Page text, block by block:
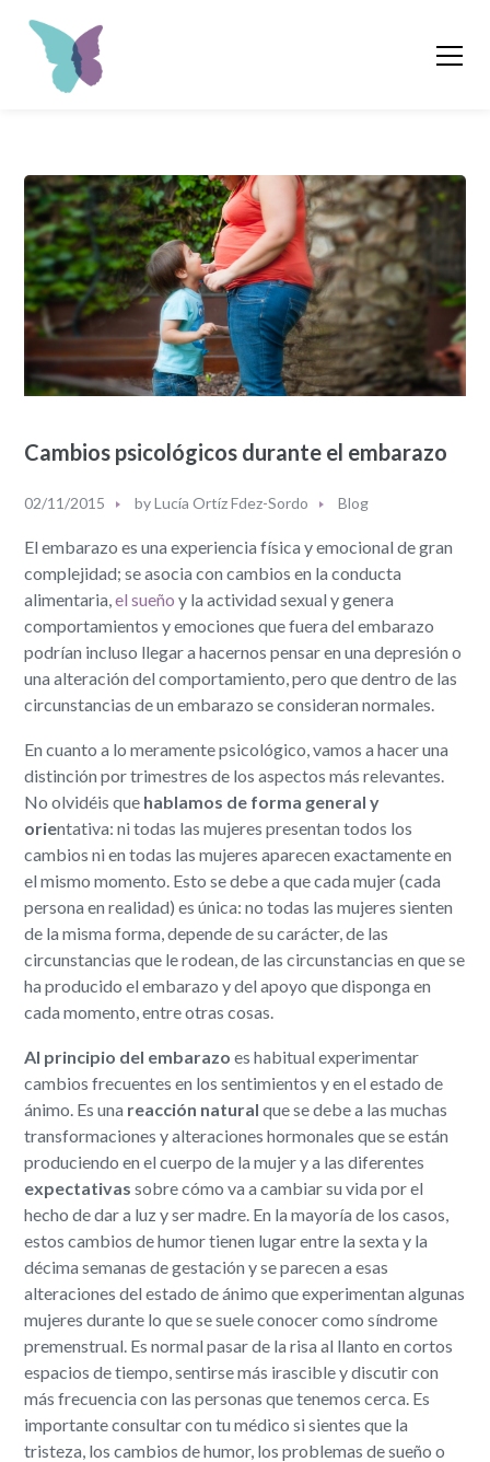
Cambios psicológicos durante el embarazo
02/11/2015 byLucía Ortíz Fdez-Sordo Blog
El embarazo es una experiencia física y emocional de gran
complejidad; se asocia con cambios en la conducta
alimentaria,el sueño y la actividad sexual y genera
comportamientos y emociones que fuera del embarazo
podrían incluso llegar a hacernos pensar en una depresión o
una alteración del comportamiento, pero que dentro de las
circunstancias de un embarazo se consideran normales.
En cuanto a lo meramente psicológico, vamos a hacer una
distinción por trimestres de los aspectos más relevantes.
No olvidéis que hablamos de forma general y
orientativa: ni todas las mujeres presentan todos los
cambios ni en todas las mujeres aparecen exactamente en
el mismo momento. Esto se debe a que cada mujer (cada
persona en realidad) es única: no todas las mujeres sienten
de la misma forma, depende de su carácter, de las
circunstancias que le rodean, de las circunstancias en que se
ha producido el embarazo y del apoyo que disponga en
cada momento, entre otras cosas.
Al principio del embarazo es habitual experimentar
cambios frecuentes en los sentimientos y en el estado de
ánimo. Es una reacción natural que se debe a las muchas
transformaciones y alteraciones hormonales que se están
produciendo en el cuerpo de la mujer y a las diferentes
expectativas sobre cómo va a cambiar su vida por el
hecho de dar a luz y ser madre. En la mayoría de los casos,
estos cambios de humor tienen lugar entre la sexta y la
décima semanas de gestación y se parecen a esas
alteraciones del estado de ánimo que experimentan algunas
mujeres durante lo que se suele conocer como síndrome
premenstrual. Es normal pasar de la risa al llanto en cortos
espacios de tiempo, sentirse más irascible y discutir con
más frecuencia con las personas que tenemos cerca. Es
importante consultar con tu médico si sientes que la
tristeza, los cambios de humor, los problemas de sueño o